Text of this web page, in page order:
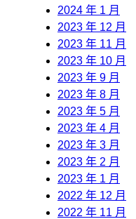
2024 年 1 月
2023 年 12 月
2023 年 11 月
2023 年 10 月
2023 年 9 月
2023 年 8 月
2023 年 5 月
2023 年 4 月
2023 年 3 月
2023 年 2 月
2023 年 1 月
2022 年 12 月
2022 年 11 月